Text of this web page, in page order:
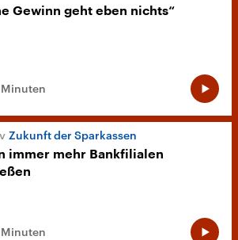
Gewinn geht eben nichts“
Minuten
Zukunft der Sparkassen
immer mehr Bankfilialen
Minuten